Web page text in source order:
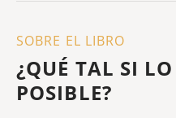
SOBRE EL LIBRO
¿QUÉ TAL SI
POSIBLE?